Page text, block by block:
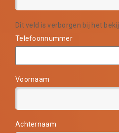
Dit veld is verborgen bij het
Telefoonnummer
Voornaam
Achternaam